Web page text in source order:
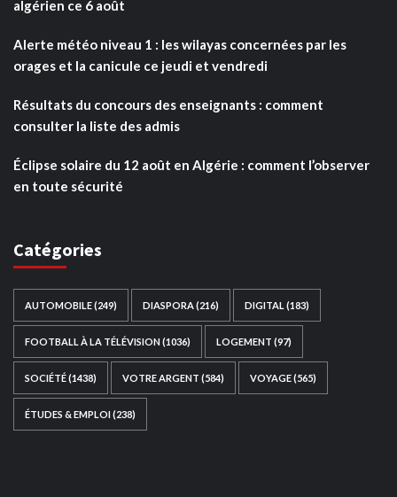
algérien ce 6 août
Alerte météo niveau 1 : les wilayas concernées par les
orages et la canicule ce jeudi et vendredi
Résultats du concours des enseignants : comment
consulter la liste des admis
Éclipse solaire du 12 août en Algérie : comment l’observer
en toute sécurité
Catégories
AUTOMOBILE(249) DIASPORA (216) DIGITAL (183)
FOOTBALL À LA TÉLÉVISION(1036) LOGEMENT (97)
SOCIÉTÉ(1438) VOTRE ARGENT (584) VOYAGE(565)
ÉTUDES & EMPLOI(238)